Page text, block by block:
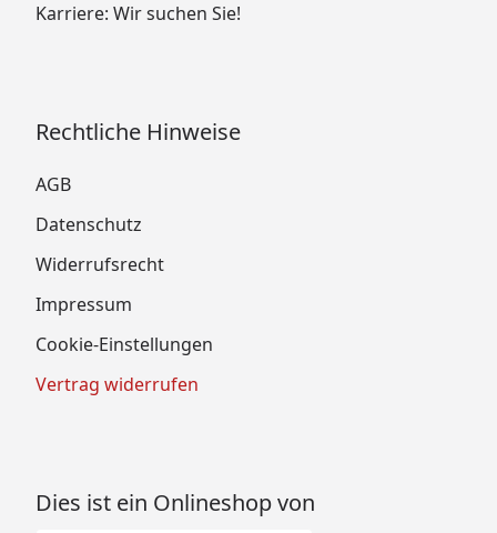
Karriere: Wir suchen Sie!
Rechtliche Hinweise
AGB
Datenschutz
Widerrufsrecht
Impressum
Cookie-Einstellungen
Vertrag widerrufen
Dies ist ein Onlineshop von